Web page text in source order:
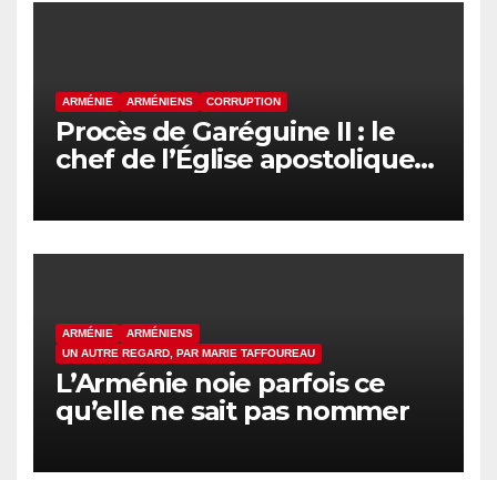
ARMÉNIE ARMÉNIENS CORRUPTION
Procès de Garéguine II : le
chef de l’Église apostolique
ce vendredi
ARMÉNIE
ARMÉNIENS
UN AUTRE REGARD, PAR MARIE TAFFOUREAU
L’Arménie noie parfois ce
qu’elle ne sait pas nommer